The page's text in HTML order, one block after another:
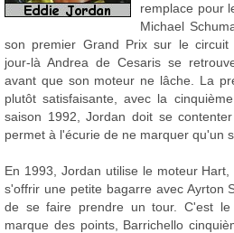
remplace pour
Michael
son premier Grand Prix sur le circuit
jour-là Andrea de Cesaris se
avant que son moteur ne lâche. La
plutôt satisfaisante, avec la
saison 1992, Jordan doit se
permet à l'écurie de ne marquer qu'un
En 1993, Jordan utilise le moteur
s'offrir une petite bagarre avec Ayrton
de se faire prendre un tour. C'est
marque des points, Barrichello